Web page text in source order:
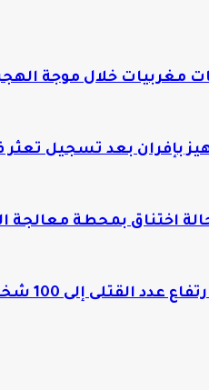
مغربيات خلال موجة
بإفران بعد تسجيل
عدد القتلى إلى 100 شخص